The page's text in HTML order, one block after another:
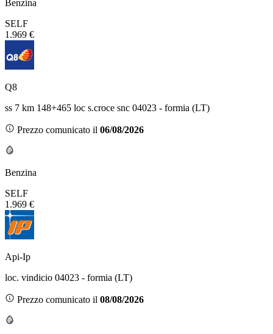
Benzina
SELF
1.969 €
Q8
ss 7 km 148+465 loc s.croce snc 04023 - formia (LT)
Prezzo comunicato il 06/08/2026
Benzina
SELF
1.969 €
Api-Ip
loc. vindicio 04023 - formia (LT)
Prezzo comunicato il 08/08/2026